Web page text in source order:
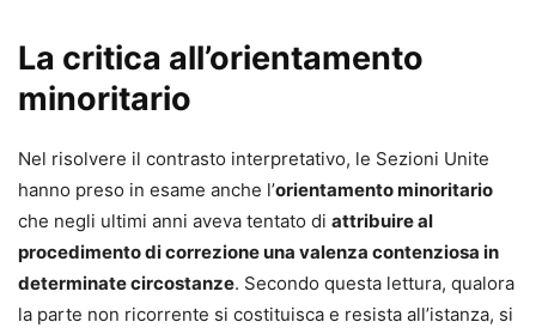
La critica all’orientamento
minoritario
Nel risolvere il contrasto interpretativo, le Sezioni Unite
hanno preso in esame anche l’orientamento minoritario
che negli ultimi anni aveva tentato di attribuire al
procedimento di correzione una valenza contenziosa in
determinate circostanze. Secondo questa lettura, qualora
la parte non ricorrente si costituisca e resista all’istanza, si